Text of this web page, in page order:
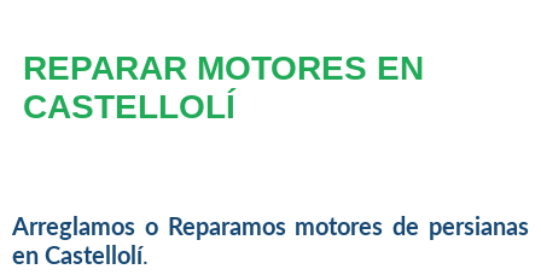
REPARAR MOTORES EN
CASTELLOLÍ
Arreglamos o Reparamos motores de persianas
en Castellolí.